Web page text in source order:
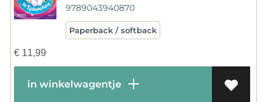
9789043940870
Paperback / softback
€11,99
in winkelwagentje